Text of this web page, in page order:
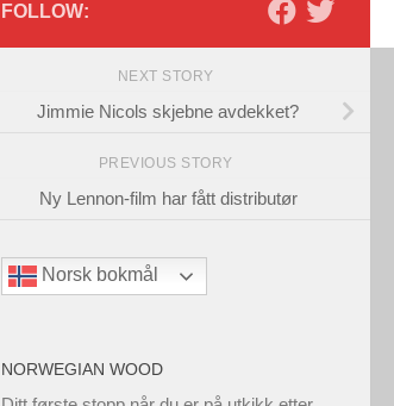
FOLLOW:
NEXT STORY
Jimmie Nicols skjebne avdekket?
PREVIOUS STORY
Ny Lennon-film har fått distributør
Norsk bokmål
NORWEGIAN WOOD